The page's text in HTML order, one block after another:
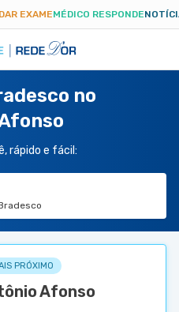
EXAMEMÉDICO RESPONDE
no
rápido e fácil:
PRÓXIMO
Afonso